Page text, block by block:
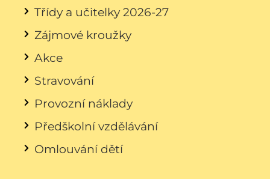
Třídy a učitelky 2026-27
Zájmové kroužky
Akce
Stravování
Provozní náklady
Předškolní vzdělávání
Omlouvání dětí